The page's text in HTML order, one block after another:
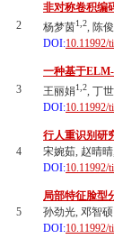
2
非对称卷积编
杨梦茵1,2, 陈
DOI:10.11992/
3
一种基于
王丽娟1,2, 丁
DOI:10.11992/
4
行人重识别研
宋婉茹, 赵晴
DOI:10.11992/
5
局部特征脸型
孙劲光, 邓智
DOI:10.11992/